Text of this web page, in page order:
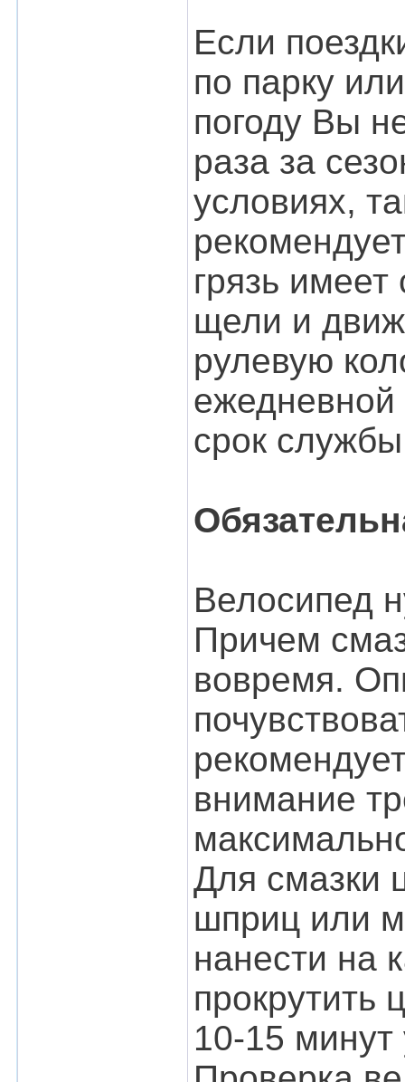
Если
по парку
погоду Вы
раза за
условиях,
грязь
щели и
рулевую
ежедневной
срок
Велосипед
Причем
вовремя.
внимание
Для смазки
шприц или
нанести на
прокрутить
10-15